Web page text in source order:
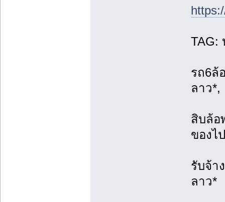
TAG:
รถ6ล้
ลาว*,
สิบล้อ
ของไ
รับจ้า
ลาว*